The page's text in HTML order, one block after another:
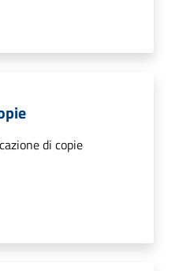
di copie